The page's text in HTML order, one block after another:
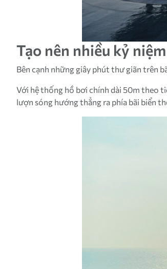
Tạo nên nhiều kỷ
Bên cạnh những giây phút thư giãn trên
Với hệ thống hồ bơi chính dài 50m theo
lượn sóng hướng thẳng ra phía bãi biển